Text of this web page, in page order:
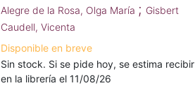
Alegre de la Rosa, Olga María ; Gisbert
Caudell, Vicenta
Disponible en breve
Sin stock. Si se pide hoy, se estima recibir
en la librería el 11/08/26